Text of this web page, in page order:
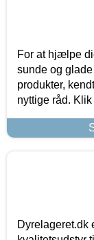
For at hjælpe
sunde og
produkter,
nyttige råd.
Dyrelageret.dk